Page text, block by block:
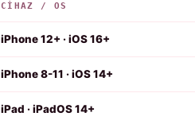
CIHAZ / OS
iPhone 12+ · iOS 16+
iPhone 8-11 · iOS 14+
iPad · iPadOS 14+